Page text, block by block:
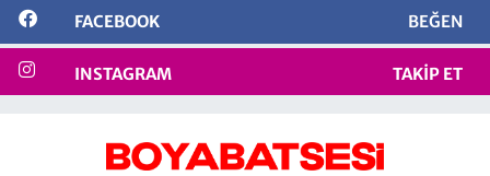
FACEBOOK BEĞEN
INSTAGRAM TAKIP ET